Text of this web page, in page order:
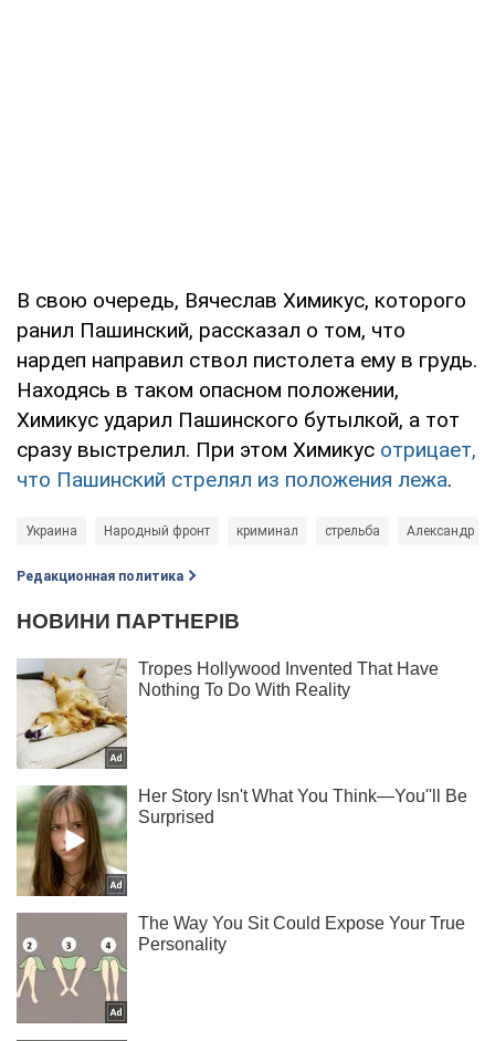
В свою очередь, Вячеслав Химикус, которого
ранил Пашинский, рассказал о том, что
нардеп направил ствол пистолета ему в грудь.
Находясь в таком опасном положении,
Химикус ударил Пашинского бутылкой, а тот
сразу выстрелил. При этом Химикус отрицает,
что Пашинский стрелял из положения лежа.
Украина Народный фронт криминал стрельба Александр
Редакционная политика